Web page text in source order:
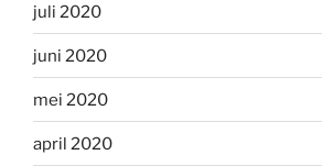
juli 2020
juni 2020
mei 2020
april 2020